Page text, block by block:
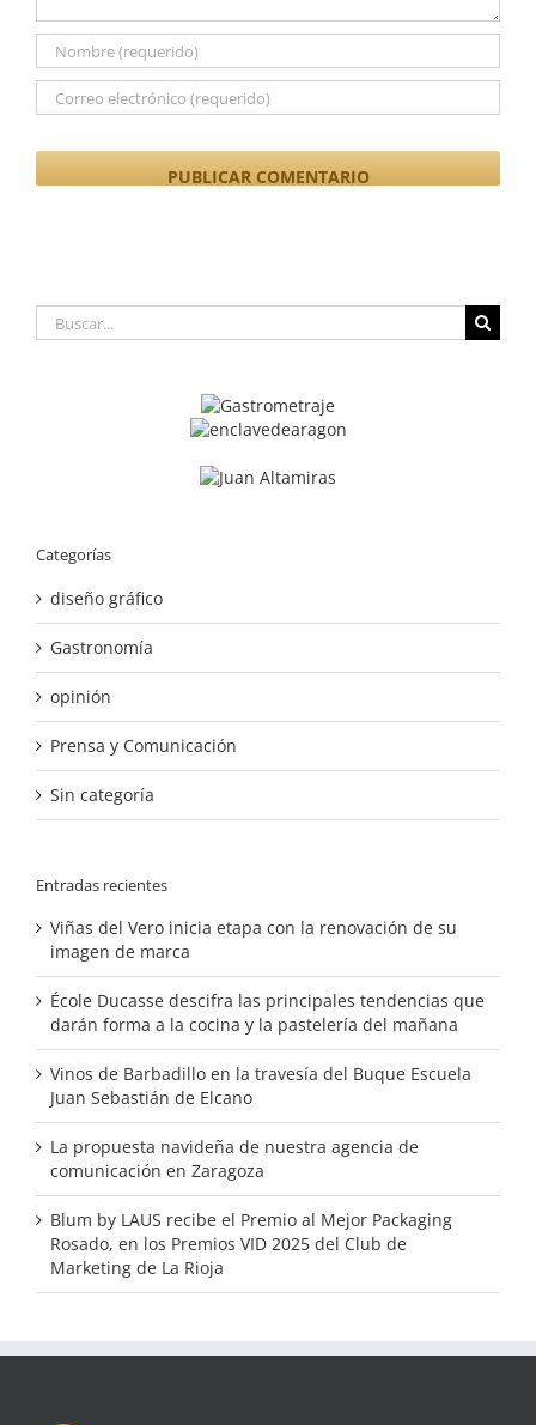
Buscar:
Categorías
diseño gráfico
Gastronomía
opinión
Prensa y Comunicación
Sin categoría
Entradas recientes
Viñas del Vero inicia etapa con la renovación de su
imagen de marca
École Ducasse descifra las principales tendencias que
darán forma a la cocina y la pastelería del mañana
Vinos de Barbadillo en la travesía del Buque Escuela
Juan Sebastián de Elcano
La propuesta navideña de nuestra agencia de
comunicación en Zaragoza
Blum by LAUS recibe el Premio al Mejor Packaging
Rosado, en los Premios VID 2025 del Club de
Marketing de La Rioja